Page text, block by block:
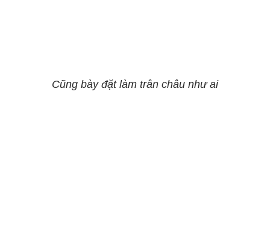
Cũng bày đặt làm trân châu như ai